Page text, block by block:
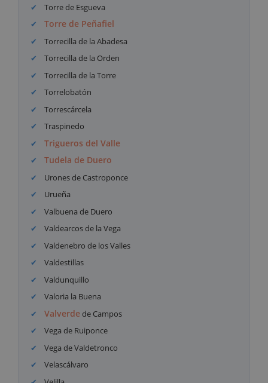
Torre de Esgueva
Torre de Peñafiel
Torrecilla de la Abadesa
Torrecilla de la Orden
Torrecilla de la Torre
Torrelobatón
Torrescárcela
Traspinedo
Trigueros del Valle
Tudela de Duero
Urones de Castroponce
Urueña
Valbuena de Duero
Valdearcos de la Vega
Valdenebro de los Valles
Valdestillas
Valdunquillo
Valoria la Buena
Valverdede Campos
Vega de Ruiponce
Vega de Valdetronco
Velascálvaro